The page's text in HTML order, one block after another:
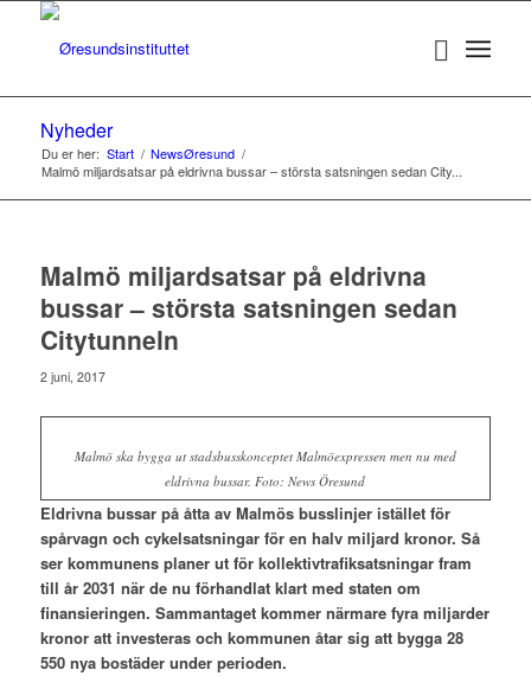
Nyheder
Du er her: Start / NewsØresund /
Malmö miljardsatsar på eldrivna bussar – största satsningen sedan City...
Malmö miljardsatsar på eldrivna
bussar – största satsningen sedan
Citytunneln
2 juni, 2017
Malmö ska bygga ut stadsbusskonceptet Malmöexpressen men nu med
eldrivna bussar. Foto: News Öresund
Eldrivna bussar på åtta av Malmös busslinjer istället för
spårvagn och cykelsatsningar för en halv miljard kronor. Så
ser kommunens planer ut för kollektivtrafiksatsningar fram
till år 2031 när de nu förhandlat klart med staten om
finansieringen. Sammantaget kommer närmare fyra miljarder
kronor att investeras och kommunen åtar sig att bygga 28
550 nya bostäder under perioden.